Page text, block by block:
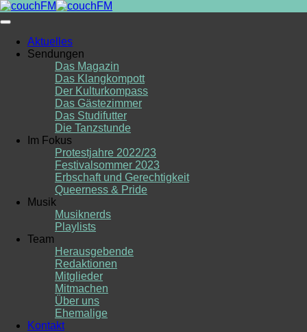
Skip
to
Aktuelles
Sendungen
Das Magazin
Das Klangkompott
Der Kulturkompass
Das Gästezimmer
Das Studifutter
Die Tanzstunde
Im Fokus
Protestjahre 2022/23
Festivalsommer 2023
Erbschaft und Gerechtigkeit
Queerness & Pride
Musik
Musiknerds
Playlists
Team
Herausgebende
Redaktionen
Mitglieder
Mitmachen
Über uns
Ehemalige
Kontakt